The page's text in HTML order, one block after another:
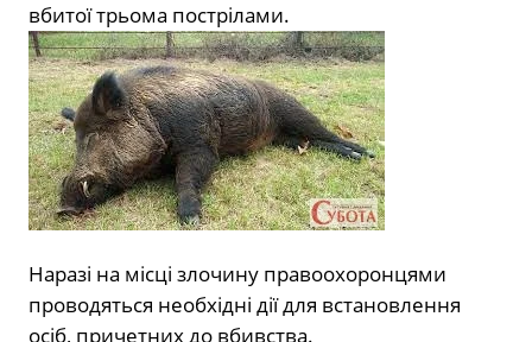
вбитої трьома пострілами.
Наразі на місці злочину правоохоронцями
проводяться необхідні дії для встановлення
осіб, причетних до вбивства.